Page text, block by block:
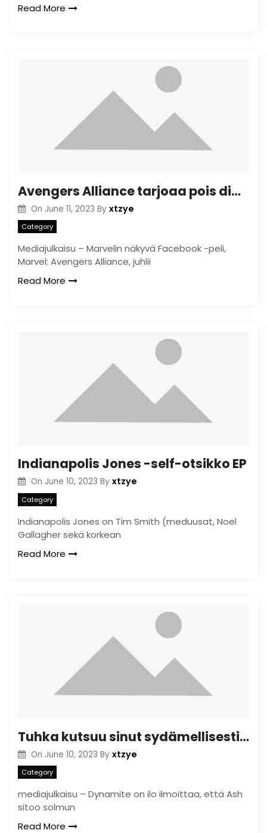
Read More
Avengers Alliance tarjoaa pois digitaaliset kopiot Avengers#35: stä
On June 11, 2023 By xtzye
Category
Mediajulkaisu – Marvelin näkyvä Facebook -peli,
Marvel: Avengers Alliance, juhlii
Read More
Indianapolis Jones -self-otsikko EP
On June 10, 2023 By xtzye
Category
Indianapolis Jones on Tim Smith (meduusat, Noel
Gallagher sekä korkean
Read More
Tuhka kutsuu sinut sydämellisesti pimeyden hääihin
On June 10, 2023 By xtzye
Category
mediajulkaisu – Dynamite on ilo ilmoittaa, että Ash
sitoo solmun
Read More